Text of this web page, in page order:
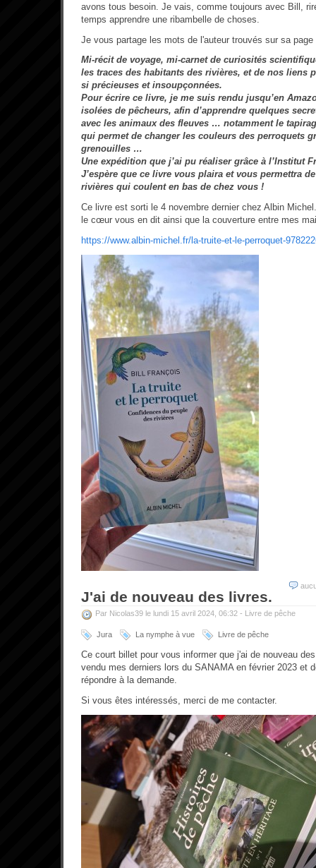
avons tous besoin. Je vais, comme toujours avec Bill,
temps apprendre une ribambelle de choses.
Je vous partage les mots de l'auteur trouvés sur sa
Mi-récit de voyage, mi-carnet de curiosités
les traces des habitants des rivières, et de nos liens
si précieuses et insoupçonnées.
Pour écrire ce livre, je me suis rendu jusqu’en
isolées de pêcheurs, afin d’apprendre quelques
avec les animaux des fleuves … notamment le
qui permet de changer les couleurs des perroquets
grenouilles …
Une expédition que j’ai pu réaliser grâce à l’Institut
J’espère que ce livre vous plaira et vous permettra
rivières qui coulent en bas de chez vous !
Ce livre est sorti le 4 novembre dernier chez Albin
le cœur vous en dit ainsi que la couverture entre mes
https://www.albin-michel.fr/la-truite-et-le-perroquet-
J'ai de nouveau des livres.
Par Nicolas39 le lundi 15 avril 2024, 06:32 - Livre de pêche
Jura La nymphe à vue Livre de pêche
Ce court billet pour vous informer que j'ai de nouveau
vendu mes derniers lors du SANAMA en février 2023 et
répondre à la demande.
Si vous êtes intéressés, merci de me contacter.